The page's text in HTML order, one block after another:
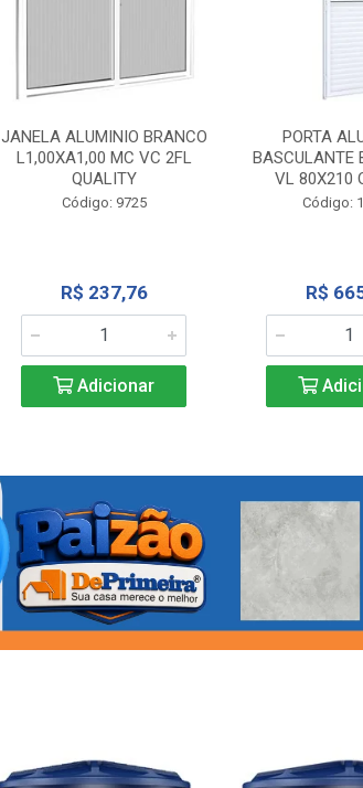
JANELA ALUMINIO BRANCO
L1,00XA1,00 MC VC 2FL
QUALITY
Código: 9725
R$ 237,76
Adicionar
PORTA
BASCULANTE
VL 80X210
Código:
R$